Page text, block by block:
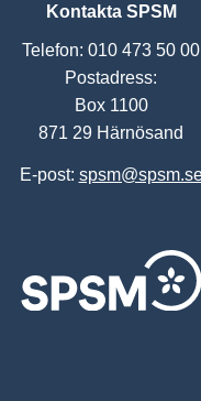
Kontakta SPSM
Telefon: 010 473 50 00
Postadress:
Box 1100
871 29 Härnösand
E-post: